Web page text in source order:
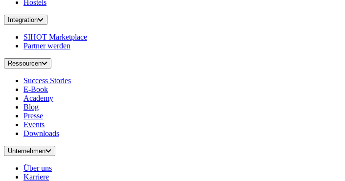
Hostels
Integration
SIHOT Marketplace
Partner werden
Ressourcen
Success Stories
E-Book
Academy
Blog
Presse
Events
Downloads
Unternehmen
Über uns
Karriere